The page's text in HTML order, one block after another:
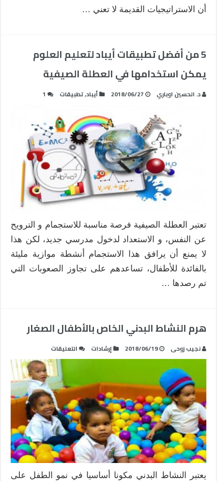
أن الاستراتيجيات القديمة لا تعني …
5 من أفضل تطبيقات أيباد لتعليم العلوم
يمكن استخدامها في العطلة الصيفية
د. الحسين اوباري 2018/06/27 أيباد,تطبيقات 1
تعتبر العطلة الصيفية فرصة مناسبة للاستجمام و الترويح
عن النفس، و الاستعداد لدخول مدرسي جديد، لكن هذا
لا يمنع أن يرافق هذا الاستجمام أنشطة موازية مليئة
بالفائدة للأطفال، تساعدهم على تجاوز الصعوبات التي
تم رصدها …
هرم النشاط البدني الخاص بالأطفال الصغار
نجيب زوحى 2018/06/19 إرشادات التعليقات
هرم
النشاط
البدني
الخاص
بالأطفال
الصغار
مغلقة
يعتبر النشاط البدني مكونا أساسيا في نمو الطفل على